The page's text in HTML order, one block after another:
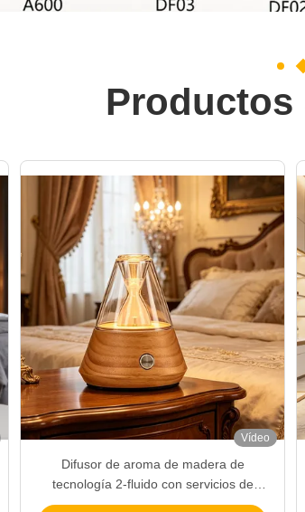
Productos
Vídeo
Difusor de aroma de madera de
tecnología 2-fluido con servicios de
personalización y cobertura de 30 - 80 m2